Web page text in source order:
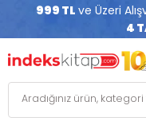
999 TL ve Üzeri
4